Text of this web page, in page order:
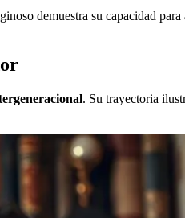
demuestra su capacidad
. Su trayectoria